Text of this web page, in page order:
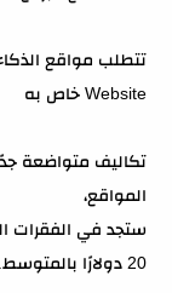
تتطلب مواقع
Website خاص به
تكاليف متواضعة
المواقع،
ستجد في الفقرات
20 دولارًا بالمتوسط.